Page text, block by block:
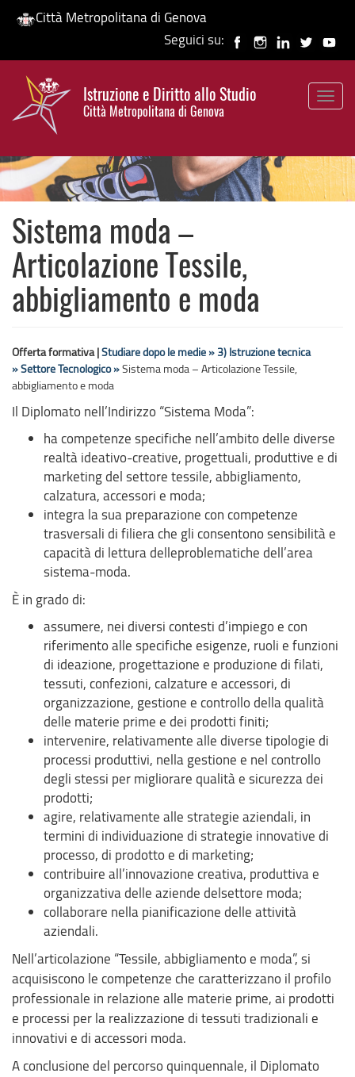
Salta
contenuto
principale
Città Metropolitana di Genova
Seguici su:
Istruzione e Diritto allo Studio
Città Metropolitana di Genova
HP banner
Sistema moda –
Articolazione Tessile,
abbigliamento e moda
Offerta formativa |Studiare dopo le medie » 3) Istruzione tecnica
»Settore Tecnologico »Sistema moda – Articolazione Tessile,
abbigliamento e moda
Il Diplomato nell’Indirizzo “Sistema Moda”:
ha competenze specifiche nell’ambito delle diverse
realtà ideativo-creative, progettuali, produttive e di
marketing del settore tessile, abbigliamento,
calzatura, accessori e moda;
integra la sua preparazione con competenze
trasversali di filiera che gli consentono sensibilità e
capacità di lettura delleproblematiche dell’area
sistema-moda.
È in grado di:
assumere, nei diversi contesti d’impiego e con
riferimento alle specifiche esigenze, ruoli e funzioni
di ideazione, progettazione e produzione di filati,
tessuti, confezioni, calzature e accessori, di
organizzazione, gestione e controllo della qualità
delle materie prime e dei prodotti finiti;
intervenire, relativamente alle diverse tipologie di
processi produttivi, nella gestione e nel controllo
degli stessi per migliorare qualità e sicurezza dei
prodotti;
agire, relativamente alle strategie aziendali, in
termini di individuazione di strategie innovative di
processo, di prodotto e di marketing;
contribuire all’innovazione creativa, produttiva e
organizzativa delle aziende delsettore moda;
collaborare nella pianificazione delle attività
aziendali.
Nell’articolazione “Tessile, abbigliamento e moda”, si
acquisiscono le competenze che caratterizzano il profilo
professionale in relazione alle materie prime, ai prodotti
e processi per la realizzazione di tessuti tradizionali e
innovativi e di accessori moda.
A conclusione del percorso quinquennale, il Diplomato